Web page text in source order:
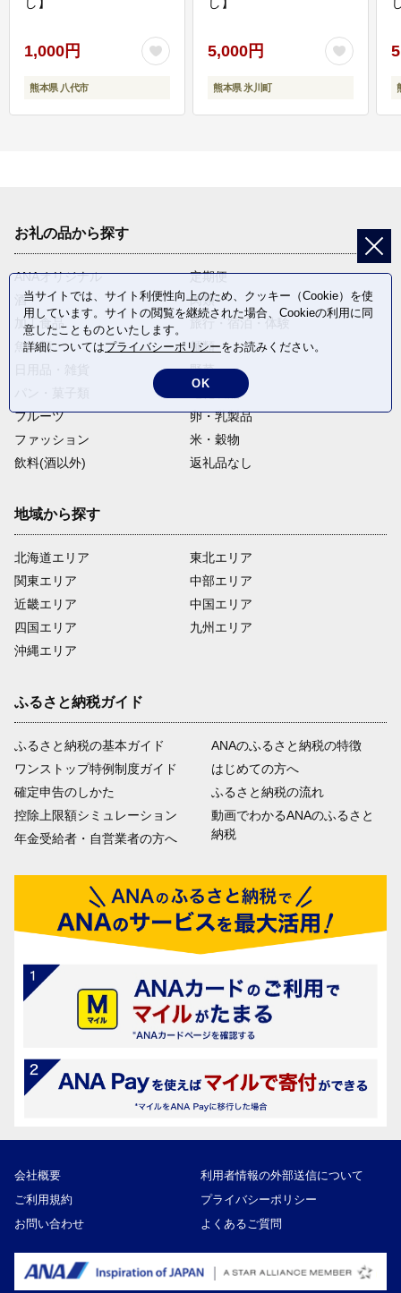
1,000円
熊本県 八代市
5,000円
熊本県 氷川町
お礼の品から探す
ANAオリジナル
定期便
酒
肉類
加工食品
旅行・宿泊・体験
魚介類
麺類
野菜
フルーツ
卵・乳製品
ファッション
米・穀物
飲料(酒以外)
返礼品なし
地域から探す
北海道エリア
関東エリア
近畿エリア
四国エリア
沖縄エリア
東北エリア
中部エリア
中国エリア
九州エリア
ふるさと納税ガイド
ふるさと納税の基本ガイド
ワンストップ特例制度ガイド
確定申告のしかた
控除上限額シミュレーション
年金受給者・自営業者の方へ
ANAのふるさと納税の特徴
はじめての方へ
ふるさと納税の流れ
動画でわかるANAのふるさと
納税
会社概要
利用者情報の外部送信について
ご利用規約
プライバシーポリシー
お問い合わせ
よくあるご質問
当サイトでは、サイト利便性向上のため、クッキー（Cookie）を使
用しています。サイトの閲覧を継続された場合、Cookieの利用に同
意したことものといたします。
詳細についてはプライバシーポリシーをお読みください。
OK